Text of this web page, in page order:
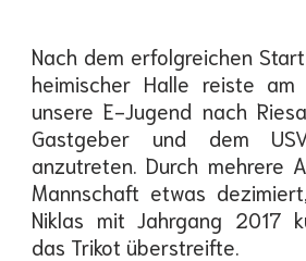
Nach dem erfolgreichen
heimischer Halle reiste am
unsere E-Jugend nach
Gastgeber und dem
anzutreten. Durch mehrere
Mannschaft etwas
Niklas mit Jahrgang 2017
das Trikot überstreifte.